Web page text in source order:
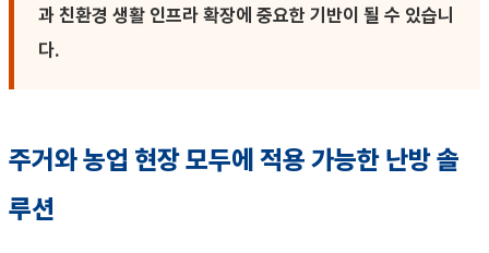
과 친환경 생활 인프라 확장에 중요한 기반이 될 수 있습니
다.
주거와 농업 현장 모두에 적용 가능한 난방 솔
루션